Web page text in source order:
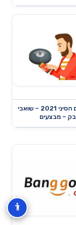
יום הרווקים הסיני 2021 – שואבי
– מבצעים